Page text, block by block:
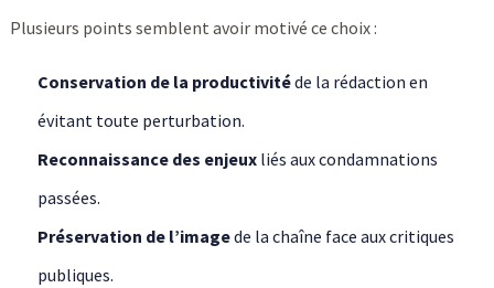
Plusieurs points semblent avoir motivé ce choix :
Conservation de la productivitéde la rédaction en
évitant toute perturbation.
Reconnaissance des enjeuxliés aux condamnations
passées.
Préservation de l’imagede la chaîne face aux critiques
publiques.